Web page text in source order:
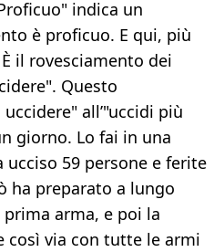
indica un
è proficuo. E qui, più
il rovesciamento dei
Questo
all’"uccidi più
giorno. Lo fai in una
59 persone e ferite
ha preparato a lungo
prima arma, e poi la
così via con tutte le armi